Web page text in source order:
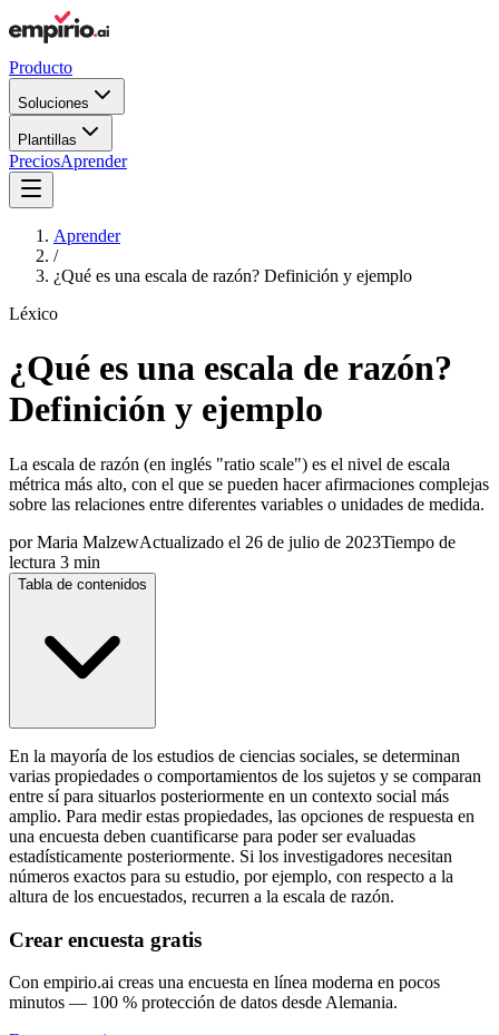
Producto
Soluciones
Plantillas
PreciosAprender
Aprender
/
¿Qué es una escala de razón? Definición y ejemplo
Léxico
¿Qué es una escala de razón?
Definición y ejemplo
La escala de razón (en inglés "ratio scale") es el nivel de escala
métrica más alto, con el que se pueden hacer afirmaciones complejas
sobre las relaciones entre diferentes variables o unidades de medida.
por Maria MalzewActualizado el 26 de julio de 2023Tiempo de
lectura 3 min
Tabla de contenidos
En la mayoría de los estudios de ciencias sociales, se determinan
varias propiedades o comportamientos de los sujetos y se comparan
entre sí para situarlos posteriormente en un contexto social más
amplio. Para medir estas propiedades, las opciones de respuesta en
una encuesta deben cuantificarse para poder ser evaluadas
estadísticamente posteriormente. Si los investigadores necesitan
números exactos para su estudio, por ejemplo, con respecto a la
altura de los encuestados, recurren a la escala de razón.
Crear encuesta gratis
Con empirio.ai creas una encuesta en línea moderna en pocos
minutos — 100 % protección de datos desde Alemania.